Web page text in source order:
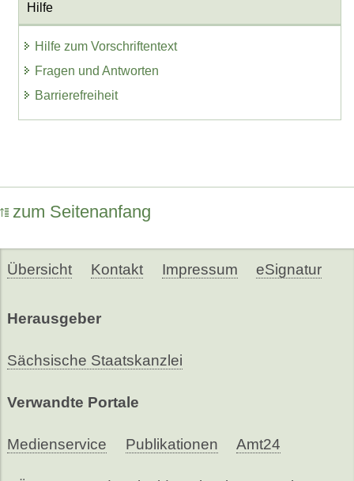
Hilfe
Hilfe zum Vorschriftentext
Fragen und Antworten
Barrierefreiheit
zum Seitenanfang
Übersicht Kontakt Impressum eSignatur
Herausgeber
Sächsische Staatskanzlei
Verwandte Portale
Medienservice Publikationen Amt24